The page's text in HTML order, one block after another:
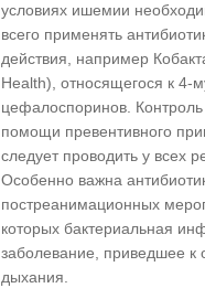
условиях ишемии
всего применять
действия, например
Health), относящегося к 4-
цефалоспоринов. Контроль
помощи превентивного
следует проводить у всех
Особенно важна
постреанимационных
которых бактериальная
заболевание, приведшее к
дыхания.